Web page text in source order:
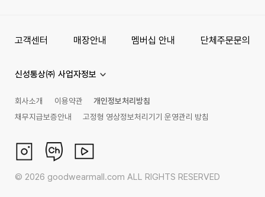
고객센터 매장안내 멤버십 안내 단체주문문의
신성통상㈜ 사업자정보
회사소개 이용약관
개인정보처리방침
채무지급보증안내
고정형 영상정보처리기기 운영관리 방침
© 2026 goodwearmall.com ALL RIGHTS RESERVED